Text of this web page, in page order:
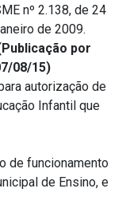
nº 2.138, de 24
de 2009.
por
08/15)
autorização de
Infantil que
de funcionamento
de Ensino, e